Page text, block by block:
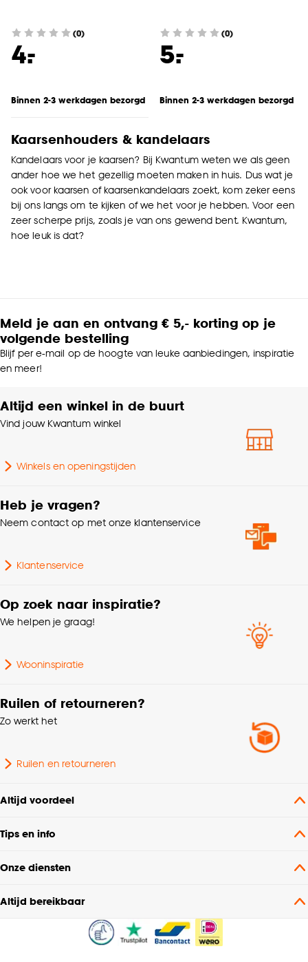
(0)
4.
-
Binnen 2-3 werkdagen bezorgd
(0)
5.
-
Binnen 2-3 werkdagen bezorgd
Kaarsenhouders & kandelaars
Kandelaars voor je kaarsen? Bij Kwantum weten we als geen
ander hoe we het gezellig moeten maken in huis. Dus wat je
ook voor kaarsen of kaarsenkandelaars zoekt, kom zeker eens
bij ons langs om te kijken of we het voor je hebben. Voor een
zeer scherpe prijs, zoals je van ons gewend bent. Kwantum,
hoe leuk is dat?
Meld je aan en ontvang € 5,- korting op je
volgende bestelling
Blijf per e-mail op de hoogte van leuke aanbiedingen, inspiratie
en meer!
Altijd een winkel in de buurt
Vind jouw Kwantum winkel
Winkels en openingstijden
Heb je vragen?
Neem contact op met onze klantenservice
Klantenservice
Op zoek naar inspiratie?
We helpen je graag!
Wooninspiratie
Ruilen of retourneren?
Zo werkt het
Ruilen en retourneren
Altijd voordeel
Tips en info
Onze diensten
Altijd bereikbaar